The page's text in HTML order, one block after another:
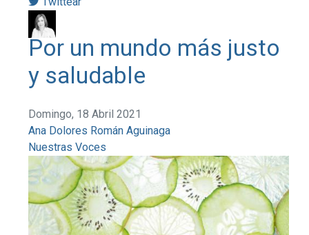
Por un mundo más justo
y saludable
Domingo, 18 Abril 2021
Ana Dolores Román Aguinaga
Nuestras Voces